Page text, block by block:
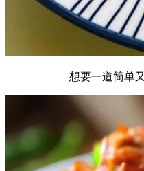
想要一道简单